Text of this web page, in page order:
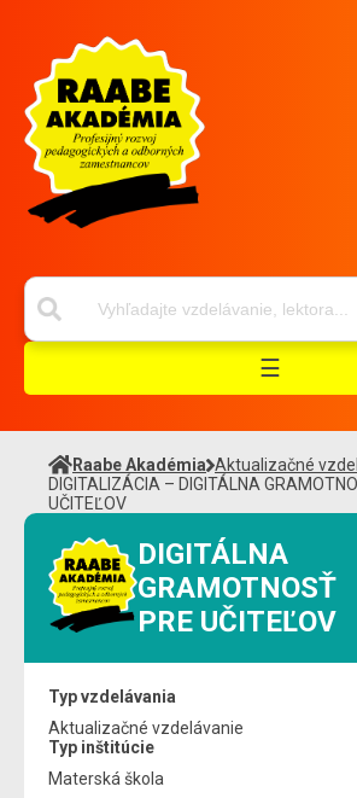
☰
Raabe Akadémia Aktualizačné
DIGITALIZÁCIA – DIGITÁLNA
UČITEĽOV
DIGITÁLNA
GRAMOTNOSŤ
PRE UČITEĽOV
Typ vzdelávania
Aktualizačné vzdelávanie
Typ inštitúcie
Materská škola